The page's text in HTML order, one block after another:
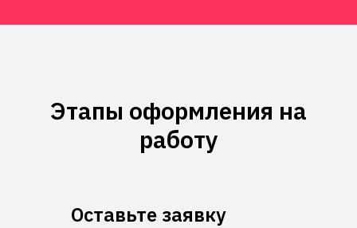
Этапы оформления на
работу
Оставьте заявку